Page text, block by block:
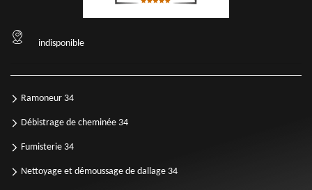
indisponible
Ramoneur 34
Débistrage de cheminée 34
Fumisterie 34
Nettoyage et démoussage de dallage 34